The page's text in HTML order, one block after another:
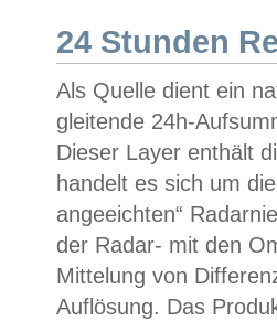
24 Stunden
Als Quelle dient ein
gleitende 24h-
Dieser Layer enthält
handelt es sich um
angeeichten“
der Radar- mit den
Mittelung von
Auflösung. Das